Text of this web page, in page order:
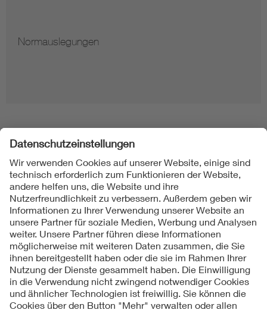
Normauslegungen
Folgen Sie uns
Kontakt
Impressum